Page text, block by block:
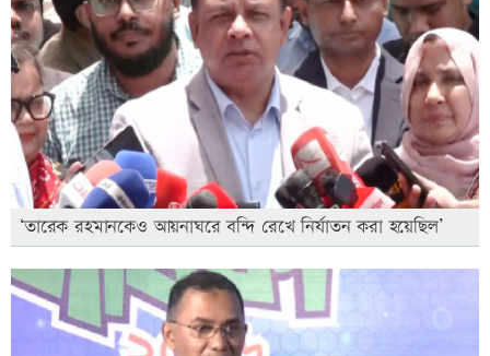
‘তারেক রহমানকেও আয়নাঘরে বন্দি রেখে নির্যাতন করা হয়েছিল’